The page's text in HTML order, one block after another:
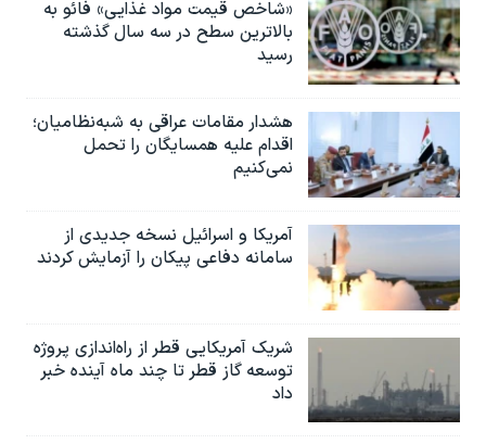
«شاخص قیمت مواد غذایی» فائو به
بالاترین سطح در سه سال گذشته
رسید
هشدار مقامات عراقی به شبه‌نظامیان؛
اقدام علیه همسایگان را تحمل
نمی‌کنیم
آمریکا و اسرائیل نسخه جدیدی از
سامانه دفاعی پیکان را آزمایش کردند
شریک آمریکایی قطر از راه‌اندازی پروژه
توسعه گاز قطر تا چند ماه آینده خبر
داد